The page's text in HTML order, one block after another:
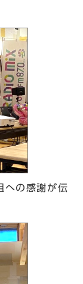
への感謝が伝